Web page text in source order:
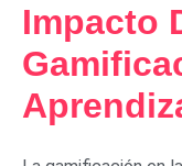
Impacto